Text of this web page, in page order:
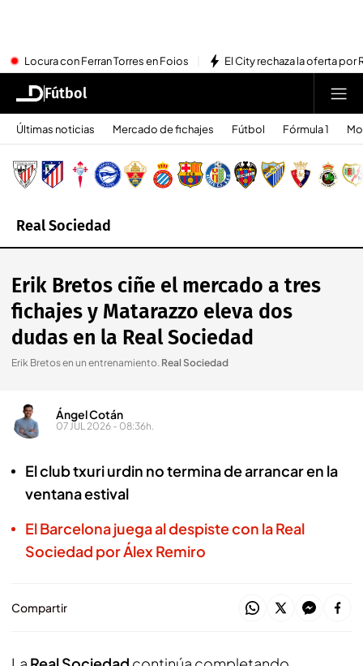
Locura con Ferran Torres en Foios El City rechaza la oferta por
Fútbol
Últimas noticias Mercado de fichajes Fútbol Fórmula 1
Real Sociedad
Erik Bretos ciñe el mercado a tres
fichajes y Matarazzo eleva dos
dudas en la Real Sociedad
Erik Bretos en un entrenamiento. Real Sociedad
Ángel Cotán
07 JUL 2026 - 08:36h.
El club txuri urdin no termina de arrancar en la
ventana estival
El Barcelona juega al despiste con la Real
Sociedad por Álex Remiro
Compartir